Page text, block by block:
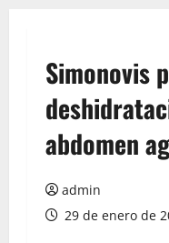
Simonovis
abdomen
admin
29 de enero de